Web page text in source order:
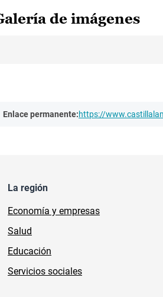
de imágenes
Enlace permanente:https://
La región
Economía y empresas
Salud
Educación
Servicios sociales